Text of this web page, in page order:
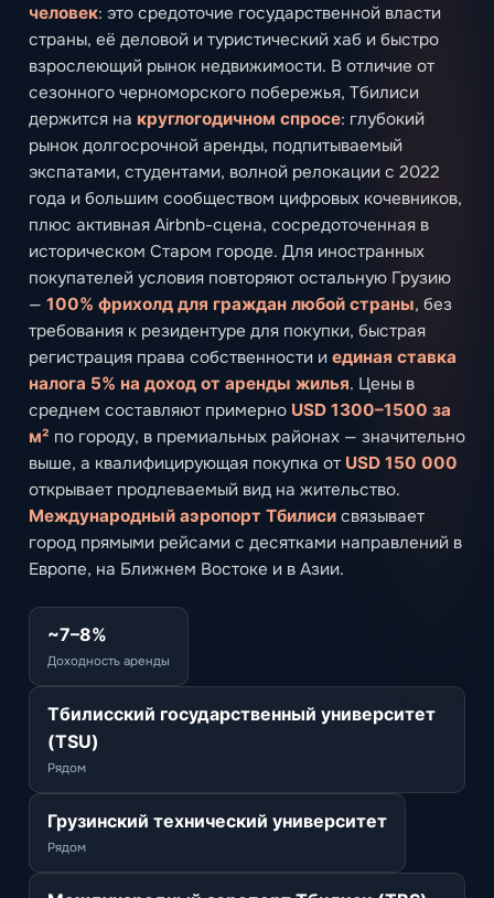
человек: это средоточие государственной власти
страны, её деловой и туристический хаб и быстро
взрослеющий рынок недвижимости. В отличие от
сезонного черноморского побережья, Тбилиси
держится на круглогодичном спросе: глубокий
рынок долгосрочной аренды, подпитываемый
экспатами, студентами, волной релокации с 2022
года и большим сообществом цифровых кочевников,
плюс активная Airbnb-сцена, сосредоточенная в
историческом Старом городе. Для иностранных
покупателей условия повторяют остальную Грузию
— 100% фрихолд для граждан любой страны, без
требования к резидентуре для покупки, быстрая
регистрация права собственности и единая ставка
налога 5% на доход от аренды жилья. Цены в
среднем составляют примерно USD 1300–1500 за
м² по городу, в премиальных районах — значительно
выше, а квалифицирующая покупка от USD 150 000
открывает продлеваемый вид на жительство.
Международный аэропорт Тбилиси связывает
город прямыми рейсами с десятками направлений в
Европе, на Ближнем Востоке и в Азии.
~7–8%
Доходность аренды
Тбилисский государственный университет
(TSU)
Рядом
Грузинский технический университет
Рядом